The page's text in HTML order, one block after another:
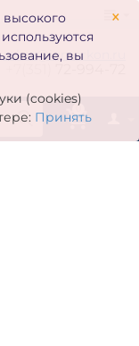
×
вы
(cookies)
Принять
zakaz@inmarkon.ru
0